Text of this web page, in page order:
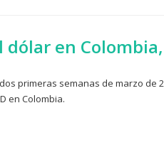
en
primeras semanas de marzo de
en Colombia.